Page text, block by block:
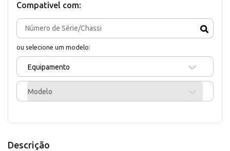
Compativel com:
ou selecione um modelo:
Equipamento
Modelo
Descrição